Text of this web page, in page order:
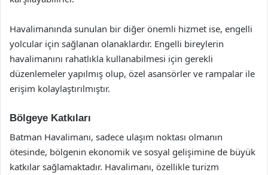
Havalimanında sunulan bir diğer önemli hizmet ise, engelli
yolcular için sağlanan olanaklardır. Engelli bireylerin
havalimanını rahatlıkla kullanabilmesi için gerekli
düzenlemeler yapılmış olup, özel asansörler ve rampalar ile
erişim kolaylaştırılmıştır.
Bölgeye Katkıları
Batman Havalimanı, sadece ulaşım noktası olmanın
ötesinde, bölgenin ekonomik ve sosyal gelişimine de büyük
katkılar sağlamaktadır. Havalimanı, özellikle turizm